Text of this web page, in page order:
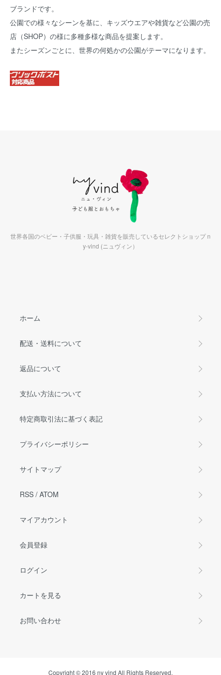
ブランドです。
公園での様々なシーンを基に、キッズウエアや雑貨など公園の売
店（SHOP）の様に多種多様な商品を提案します。
またシーズンごとに、世界の何処かの公園がテーマになります。
世界各国のベビー・子供服・玩具・雑貨を販売しているセレクトショップ n
y-vind (ニュヴィン）
ホーム
配送・送料について
返品について
支払い方法について
特定商取引法に基づく表記
プライバシーポリシー
サイトマップ
RSS / ATOM
マイアカウント
会員登録
ログイン
カートを見る
お問い合わせ
Copyright © 2016 ny vind All Rights Reserved.